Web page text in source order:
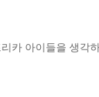
할양 · 2047년 문
카 아이들을 생각